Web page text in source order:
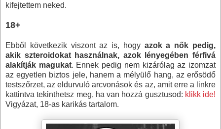
kifejtettem neked.
18+
Ebből következik viszont az is, hogy azok a nők pedig,
akik szteroidokat használnak, azok lényegében férfivá
alakítják magukat. Ennek pedig nem kizárólag az izomzat
az egyetlen biztos jele, hanem a mélyülő hang, az erősödő
testszőrzet, az eldurvuló arcvonások és az, amit erre a linkre
kattintva tekinthetsz meg, ha van hozzá gusztusod: klikk ide!
Vigyázat, 18-as karikás tartalom.